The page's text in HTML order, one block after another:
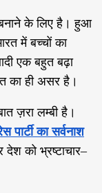
बनाने के लिए है। हुआ
में बच्चों का
एक बहुत बढ़ा
का ही असर है।
ज़रा लम्बी है।
पार्टी का सर्वनाश
को भ्रष्टाचार–